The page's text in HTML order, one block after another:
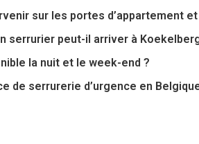
sur les portes d’appartement
serrurier peut-il arriver à
la nuit et le week-end ?
de serrurerie d’urgence en